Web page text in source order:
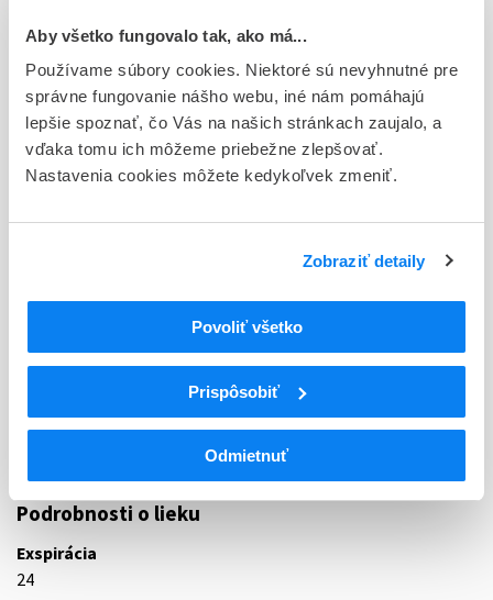
Aby všetko fungovalo tak, ako má...
Používame súbory cookies. Niektoré sú nevyhnutné pre
správne fungovanie nášho webu, iné nám pomáhajú
lepšie spoznať, čo Vás na našich stránkach zaujalo, a
vďaka tomu ich môžeme priebežne zlepšovať.
Nastavenia cookies môžete kedykoľvek zmeniť.
Zobraziť detaily
Povoliť všetko
Prispôsobiť
Odmietnuť
Stav
Typ registračnej procedúry
Európska
Držiteľ, krajina
Cytostatiká a imunomodulátory
Rastlinné alkaloidy a iné prírodné liečivá
L01CD
Taxany
Podrobnosti o lieku
Exspirácia
24